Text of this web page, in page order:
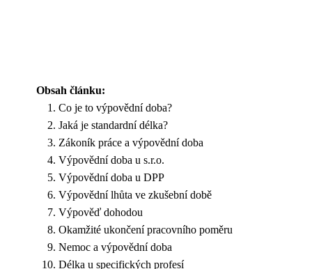
Obsah článku:
Co je to výpovědní doba?
Jaká je standardní délka?
Zákoník práce a výpovědní doba
Výpovědní doba u s.r.o.
Výpovědní doba u DPP
Výpovědní lhůta ve zkušební době
Výpověď dohodou
Okamžité ukončení pracovního poměru
Nemoc a výpovědní doba
Délka u specifických profesí